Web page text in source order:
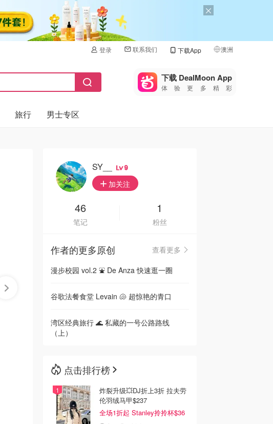
登录 联系我们 下载App 澳洲
🇺🇸
🇨🇳 中国
🇦🇺
🇳🇿新西兰
下载 DealMoon App
体验更多精彩
旅行 男士专区
SY__ 9
加关注
46
笔记
1
粉丝
作者的更多原创
查看更多
漫步校园 vol.2 ⛲️ De Anza 快速逛一圈
谷歌法餐食堂 Levain 🐚 超惊艳的青口
湾区经典旅行 🌊 私藏的一号公路路线
（上）
点击排行榜
炸裂升级💥DJ折上3折 拉夫劳
伦羽绒马甲$237
全场1折起 Stanley拎拎杯$36